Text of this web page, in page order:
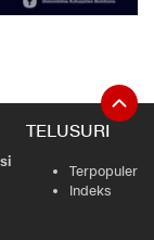
TELUSURI
Terpopuler
Indeks